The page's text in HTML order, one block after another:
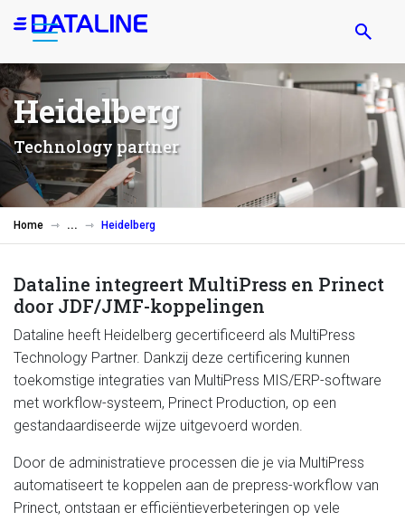
Overslaan
en
de
inhoud
gaan
Heidelberg
Technology partner
Home Heidelberg
Dataline integreert MultiPress en Prinect
door JDF/JMF-koppelingen
Dataline heeft Heidelberg gecertificeerd als MultiPress
Technology Partner. Dankzij deze certificering kunnen
toekomstige integraties van MultiPress MIS/ERP-software
met workflow-systeem, Prinect Production, op een
gestandaardiseerde wijze uitgevoerd worden.
Door de administratieve processen die je via MultiPress
automatiseert te koppelen aan de prepress-workflow van
Prinect, ontstaan er efficiëntieverbeteringen op vele